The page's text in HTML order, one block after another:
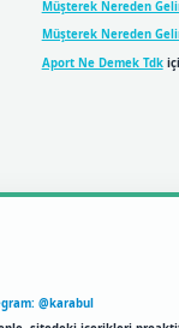
Müşterek Nereden
Müşterek Nereden
Aport Ne Demek Tdk
@karabul